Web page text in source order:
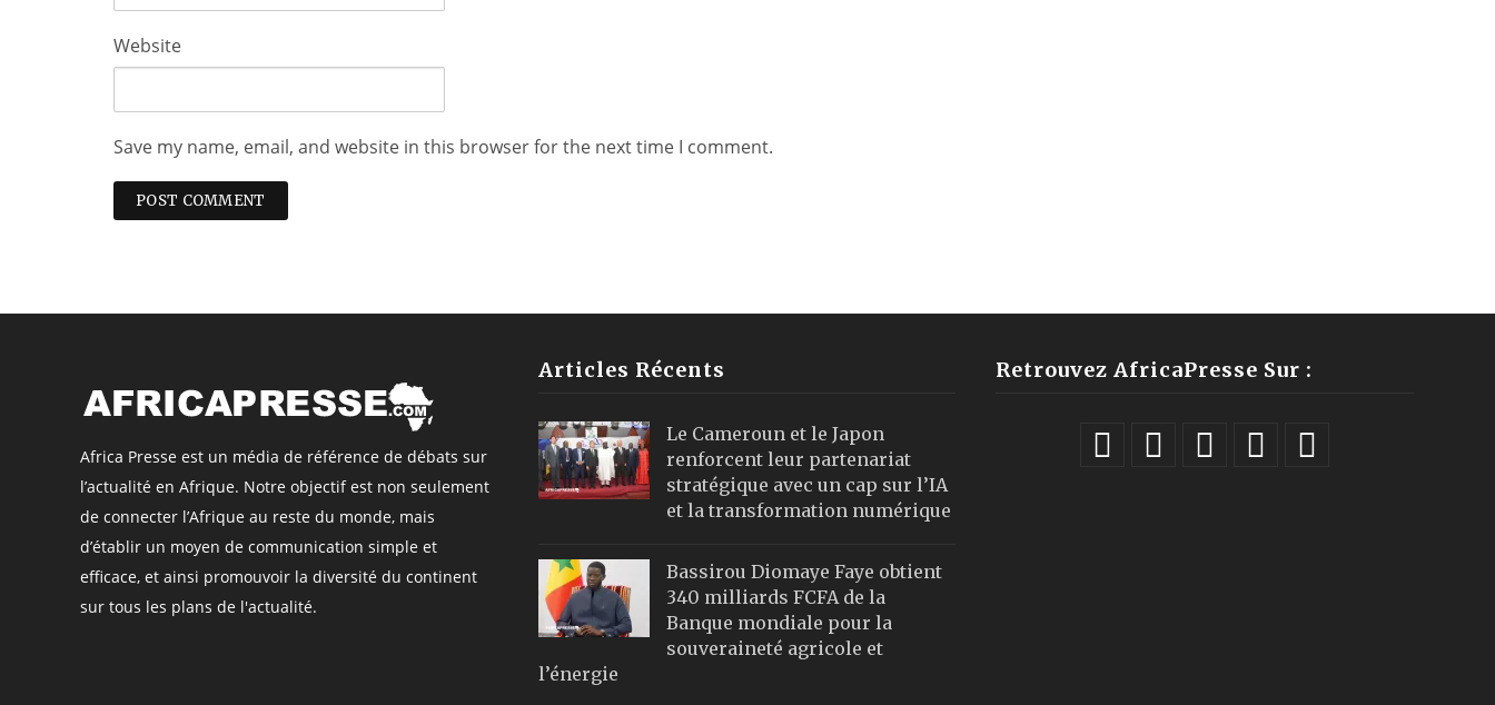
Website
Save my name, email, and website in this browser for the next time I comment.
Africa Presse est un média de référence de débats sur
l’actualité en Afrique. Notre objectif est non seulement
de connecter l’Afrique au reste du monde, mais
d’établir un moyen de communication simple et
efficace, et ainsi promouvoir la diversité du continent
sur tous les plans de l'actualité.
Articles Récents
Le Cameroun et le Japon
renforcent leur partenariat
stratégique avec un cap sur l’IA
et la transformation numérique
Bassirou Diomaye Faye obtient
340 milliards FCFA de la
Banque mondiale pour la
souveraineté agricole et
l’énergie
Retrouvez AfricaPresse Sur :